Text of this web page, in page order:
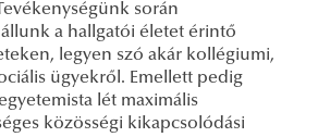
során
a hallgatói életet érintő
legyen szó akár kollégiumi,
ügyekről. Emellett pedig
lét maximális
közösségi kikapcsolódási